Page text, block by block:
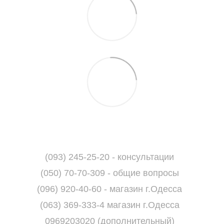
(093) 245-25-20 - консультации
(050) 70-70-309 - общие вопросы
(096) 920-40-60 - магазин г.Одесса
(063) 369-333-4 магазин г.Одесса
0969203020 (дополнительный)